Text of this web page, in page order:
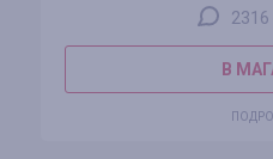
2316
В